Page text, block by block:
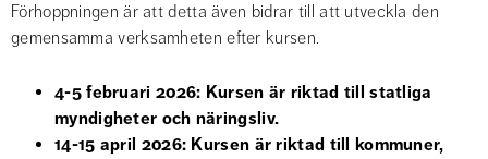
Förhoppningen är att detta även bidrar till att utveckla den
gemensamma verksamheten efter kursen.
4-5 februari 2026: Kursen är riktad till statliga
myndigheter och näringsliv.
14-15 april 2026: Kursen är riktad till kommuner,